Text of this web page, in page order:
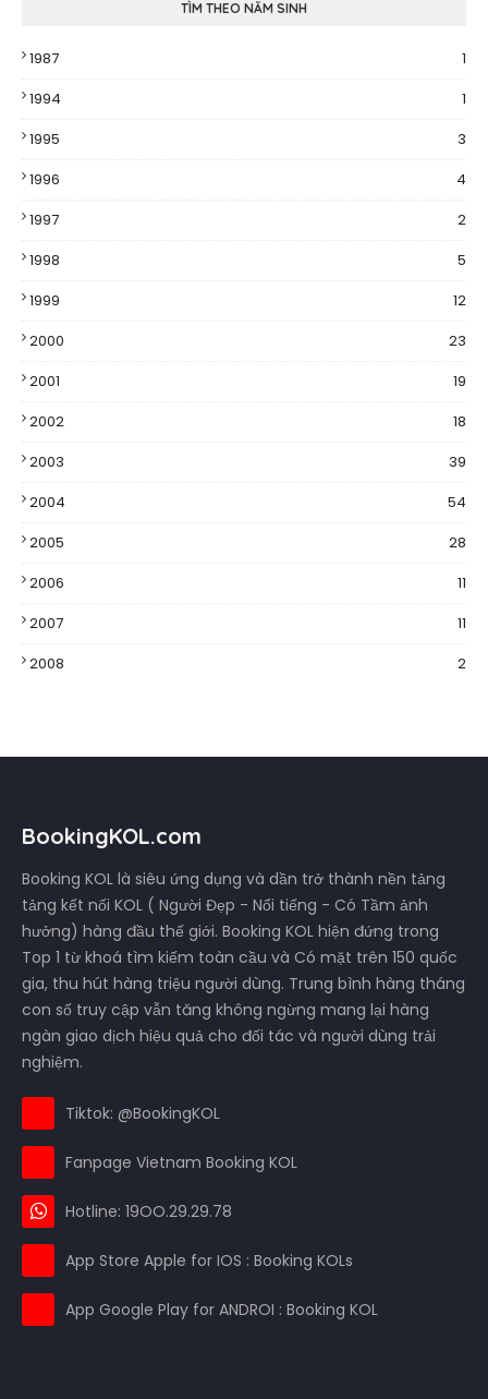
TÌM THEO NĂM SINH
1987
1
1994
1
1995
3
1996
4
1997
2
1998
5
1999
12
2000
23
2001
19
2002
18
2003
39
2004
54
2005
28
2006
11
2007
11
2008
2
BookingKOL.com
Booking KOL là siêu ứng dụng và dần trở thành nền tảng
tảng kết nối KOL ( Người Đẹp - Nổi tiếng - Có Tầm ảnh
hưởng) hàng đầu thế giới. Booking KOL hiện đứng trong
Top 1 từ khoá tìm kiếm toàn cầu và Có mặt trên 150 quốc
gia, thu hút hàng triệu người dùng. Trung bình hàng tháng
con số truy cập vẫn tăng không ngừng mang lại hàng
ngàn giao dịch hiệu quả cho đối tác và người dùng trải
nghiệm.
Tiktok: @BookingKOL
Fanpage Vietnam Booking KOL
Hotline: 19OO.29.29.78
App Store Apple for IOS : Booking KOLs
App Google Play for ANDROI : Booking KOL